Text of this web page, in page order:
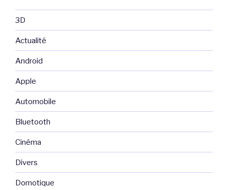
3D
Actualité
Android
Apple
Automobile
Bluetooth
Cinéma
Divers
Domotique